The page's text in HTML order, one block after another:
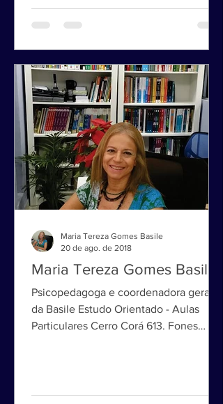
vezes, requerem uma abordagem...
Maria Tereza Gomes Basile
Psicopedagoga e coordenadora geral
da Basile Estudo Orientado - Aulas
Maria Tereza Gomes Basile
20 de ago. de 2018